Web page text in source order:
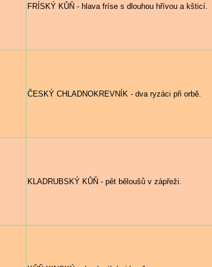
FRÍSKÝ KŮŇ - hlava fríse s dlouhou hřívou a kšticí.
ČESKÝ CHLADNOKREVNÍK - dva ryzáci při orbě.
KLADRUBSKÝ KŮŇ - pět běloušů v zápřeži.